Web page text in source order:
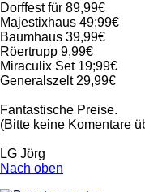
Dorffest für 89,99€
Majestixhaus 49;99€
Baumhaus 39,99€
Röertrupp 9,99€
Miraculix Set 19;99€
Generalszelt 29,99€
Fantastische Preise.
(Bitte keine Komentare
LG Jörg
Nach oben